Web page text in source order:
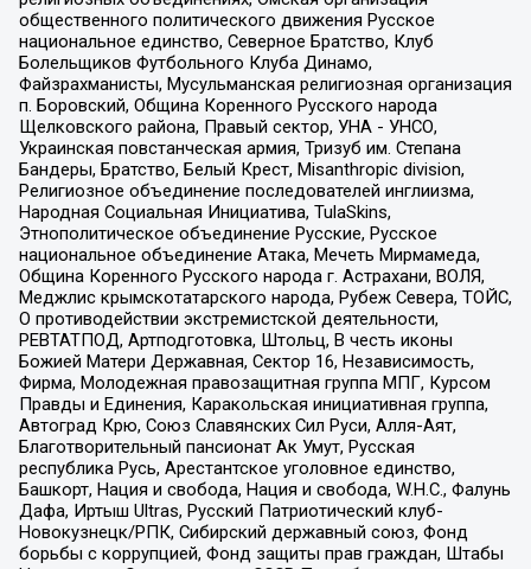
общественного политического движения Русское
национальное единство, Северное Братство, Клуб
Болельщиков Футбольного Клуба Динамо,
Файзрахманисты, Мусульманская религиозная организация
п. Боровский, Община Коренного Русского народа
Щелковского района, Правый сектор, УНА - УНСО,
Украинская повстанческая армия, Тризуб им. Степана
Бандеры, Братство, Белый Крест, Misanthropic division,
Религиозное объединение последователей инглиизма,
Народная Социальная Инициатива, TulaSkins,
Этнополитическое объединение Русские, Русское
национальное объединение Атака, Мечеть Мирмамеда,
Община Коренного Русского народа г. Астрахани, ВОЛЯ,
Меджлис крымскотатарского народа, Рубеж Севера, ТОЙС,
О противодействии экстремистской деятельности,
РЕВТАТПОД, Артподготовка, Штольц, В честь иконы
Божией Матери Державная, Сектор 16, Независимость,
Фирма, Молодежная правозащитная группа МПГ, Курсом
Правды и Единения, Каракольская инициативная группа,
Автоград Крю, Союз Славянских Сил Руси, Алля-Аят,
Благотворительный пансионат Ак Умут, Русская
республика Русь, Арестантское уголовное единство,
Башкорт, Нация и свобода, Нация и свобода, W.H.С., Фалунь
Дафа, Иртыш Ultras, Русский Патриотический клуб-
Новокузнецк/РПК, Сибирский державный союз, Фонд
борьбы с коррупцией, Фонд защиты прав граждан, Штабы